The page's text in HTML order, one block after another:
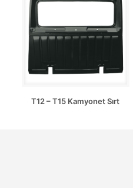
T12 – T15 Kamyonet Sırt